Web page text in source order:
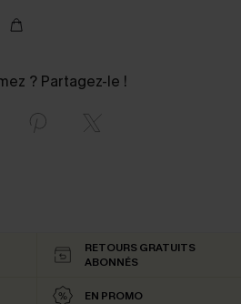
? Partagez-le !
RETOURS GRATUITS
ABONNÉS
EN PROMO